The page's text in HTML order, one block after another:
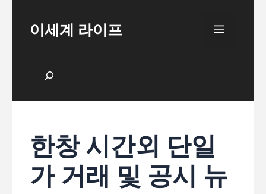
content이세계 라이프 Menu
한창 시간외 단일
가 거래 및 공시 뉴